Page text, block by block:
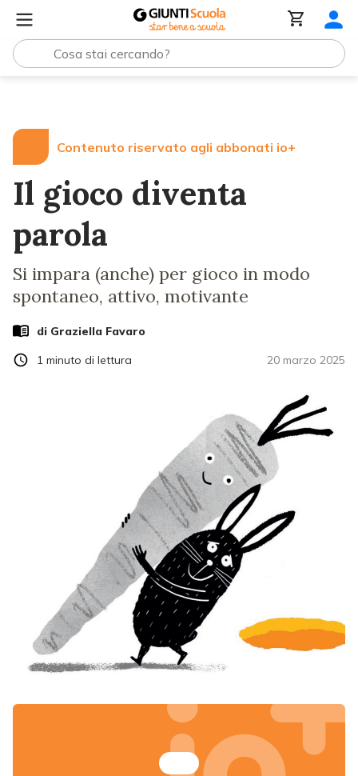
Contenuto riservato agli abbonati io+
Il gioco diventa
parola
Si impara (anche) per gioco in modo
spontaneo, attivo, motivante
di Graziella Favaro
20 marzo 2025
1 minuto di lettura